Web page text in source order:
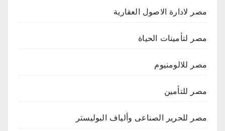
مصر لادارة الاصول العقارية
مصر لتأمينات الحياة
مصر للالومنيوم
مصر للتأمين
مصر للحرير الصناعى وألياف البوليستر